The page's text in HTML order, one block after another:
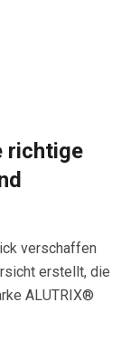
richtige
verschaffen
erstellt, die
ALUTRIX®